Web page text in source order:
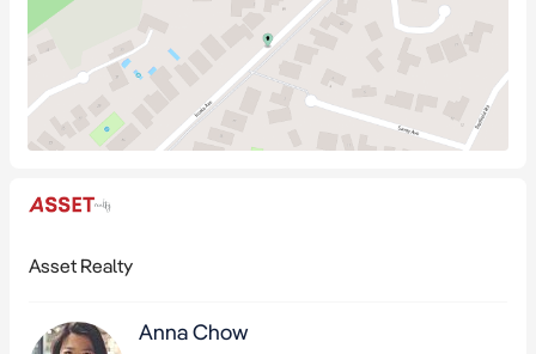
Asset Realty
Anna Chow